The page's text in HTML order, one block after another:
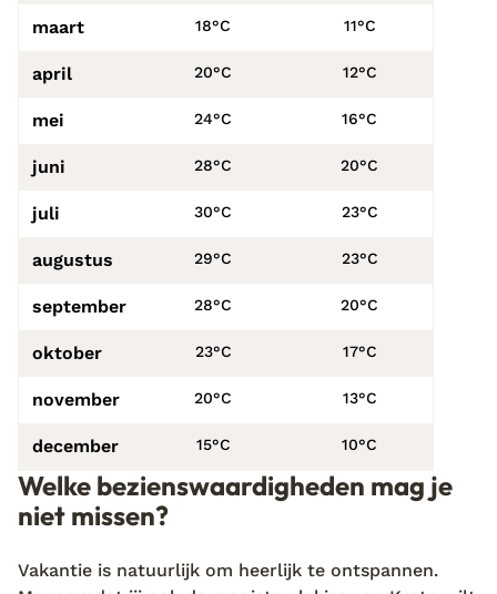
maart 18°C 11°C
april 20°C 12°C
mei 24°C 16°C
juni 28°C 20°C
juli 30°C 23°C
augustus 29°C 23°C
september 28°C 20°C
oktober 23°C 17°C
november 20°C 13°C
december 15°C 10°C
Welke bezienswaardigheden mag je
niet missen?
Vakantie is natuurlijk om heerlijk te ontspannen.